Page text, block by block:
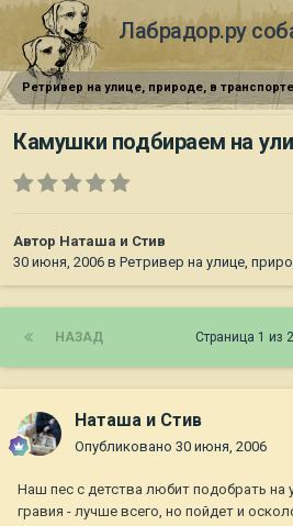
Лабрадор.ру
Ретривер на улице, природе, в транспорте
Камушки подбираем на
Автор Наташа и Стив
30 июня, 2006 в Ретривер на улице,
НАЗАД Страница 1 из 2
Наташа и Стив
Опубликовано 30 июня, 2006
Наш пес с детства любит подобрать на
гравия - лучше всего, но пойдет и